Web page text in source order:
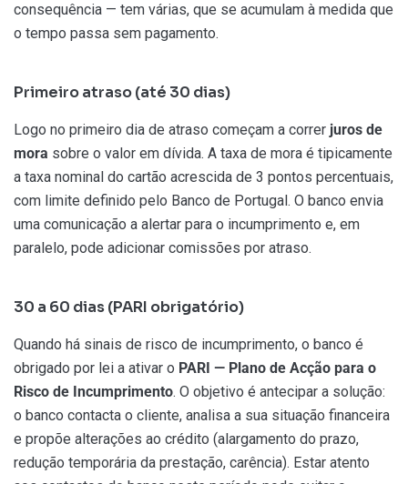
consequência — tem várias, que se acumulam à medida que
o tempo passa sem pagamento.
Primeiro atraso (até 30 dias)
Logo no primeiro dia de atraso começam a correr juros de
mora sobre o valor em dívida. A taxa de mora é tipicamente
a taxa nominal do cartão acrescida de 3 pontos percentuais,
com limite definido pelo Banco de Portugal. O banco envia
uma comunicação a alertar para o incumprimento e, em
paralelo, pode adicionar comissões por atraso.
30 a 60 dias (PARI obrigatório)
Quando há sinais de risco de incumprimento, o banco é
obrigado por lei a ativar o PARI — Plano de Acção para o
Risco de Incumprimento. O objetivo é antecipar a solução:
o banco contacta o cliente, analisa a sua situação financeira
e propõe alterações ao crédito (alargamento do prazo,
redução temporária da prestação, carência). Estar atento